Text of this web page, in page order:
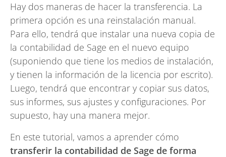
Hay dos maneras de hacer la transferencia. La
primera opción es una reinstalación manual.
Para ello, tendrá que instalar una nueva copia de
la contabilidad de Sage en el nuevo equipo
(suponiendo que tiene los medios de instalación,
y tienen la información de la licencia por escrito).
Luego, tendrá que encontrar y copiar sus datos,
sus informes, sus ajustes y configuraciones. Por
supuesto, hay una manera mejor.
En este tutorial, vamos a aprender cómo
transferir la contabilidad de Sage de forma